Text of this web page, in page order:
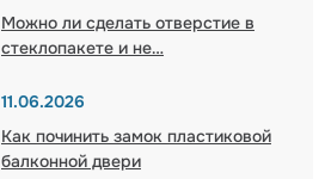
Можно ли сделать отверстие в
стеклопакете и не…
11.06.2026
Как починить замок пластиковой
балконной двери